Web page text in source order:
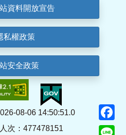
資料開放宣告
私權政策
安全政策
08-06 14:50:51.0
次：477478151